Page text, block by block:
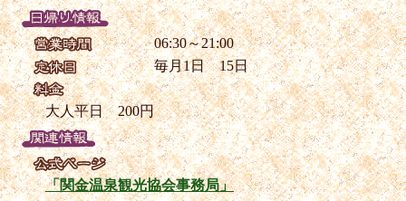
06:30～21:00
毎月1日 15日
大人平日 200円
「関金温泉観光協会事務局」